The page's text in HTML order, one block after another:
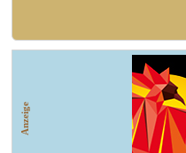
+++ Fußball Oberliga Süd 1. Spieltag:
Anzeige